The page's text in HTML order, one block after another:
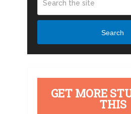
Search
GET MORE
THIS